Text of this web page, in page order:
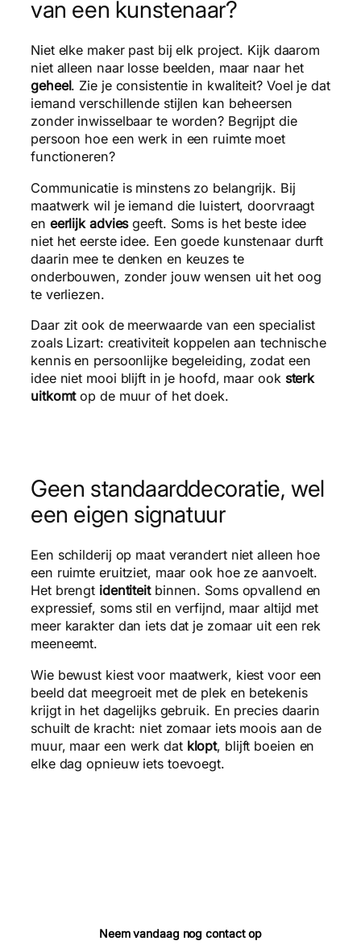
van een kunstenaar?
Niet elke maker past bij elk project. Kijk daarom
niet alleen naar losse beelden, maar naar het
geheel. Zie je consistentie in kwaliteit? Voel je dat
iemand verschillende stijlen kan beheersen
zonder inwisselbaar te worden? Begrijpt die
persoon hoe een werk in een ruimte moet
functioneren?
Communicatie is minstens zo belangrijk. Bij
maatwerk wil je iemand die luistert, doorvraagt
en eerlijk adviesgeeft. Soms is het beste idee
niet het eerste idee. Een goede kunstenaar durft
daarin mee te denken en keuzes te
onderbouwen, zonder jouw wensen uit het oog
te verliezen.
Daar zit ook de meerwaarde van een specialist
zoals Lizart: creativiteit koppelen aan technische
kennis en persoonlijke begeleiding, zodat een
idee niet mooi blijft in je hoofd, maar ook sterk
uitkomtop de muur of het doek.
Geen standaarddecoratie, wel
een eigen signatuur
Een schilderij op maat verandert niet alleen hoe
een ruimte eruitziet, maar ook hoe ze aanvoelt.
Het brengt identiteitbinnen. Soms opvallend en
expressief, soms stil en verfijnd, maar altijd met
meer karakter dan iets dat je zomaar uit een rek
meeneemt.
Wie bewust kiest voor maatwerk, kiest voor een
beeld dat meegroeit met de plek en betekenis
krijgt in het dagelijks gebruik. En precies daarin
schuilt de kracht: niet zomaar iets moois aan de
muur, maar een werk dat klopt, blijft boeien en
elke dag opnieuw iets toevoegt.
Neem vandaag nog contact op